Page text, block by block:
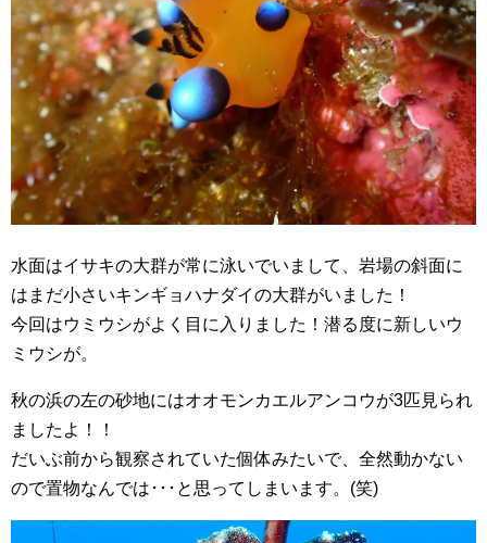
水面はイサキの大群が常に泳いでいまして、岩場の斜面に
はまだ小さいキンギョハナダイの大群がいました！
今回はウミウシがよく目に入りました！潜る度に新しいウ
ミウシが。
秋の浜の左の砂地にはオオモンカエルアンコウが3匹見られ
ましたよ！！
だいぶ前から観察されていた個体みたいで、全然動かない
ので置物なんでは･･･と思ってしまいます。(笑)